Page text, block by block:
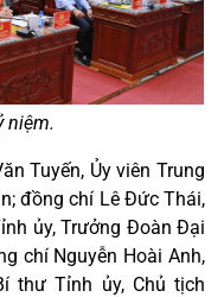
niệm.
Tuyến, Ủy viên Trung
đồng chí Lê Đức Thái,
ủy, Trưởng Đoàn Đại
chí Nguyễn Hoài Anh,
thư Tỉnh ủy, Chủ tịch